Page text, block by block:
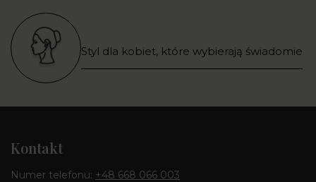
Styl dla kobiet, które wybierają świadomie
Kontakt
Numer telefonu: +48 668 066 003